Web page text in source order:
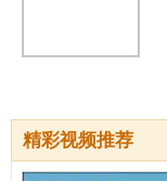
精彩视频推荐